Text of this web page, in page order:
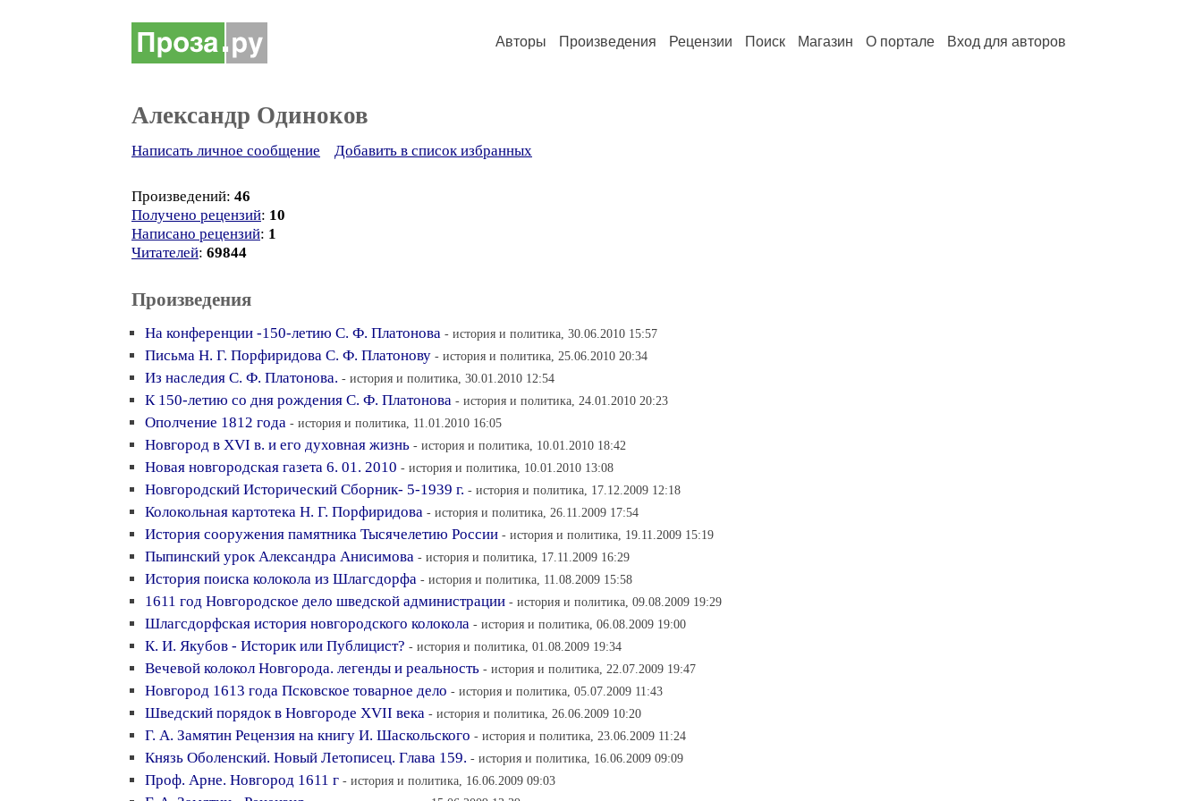
Авторы Произведения Рецензии Поиск Магазин О портале Вход для авторов
Александр Одиноков
Написать личное сообщение Добавить в список избранных
Произведений: 46
Получено рецензий: 10
Написано рецензий: 1
Читателей: 69844
Произведения
На конференции -150-летию С. Ф. Платонова - история и политика, 30.06.2010 15:57
Письма Н. Г. Порфиридова С. Ф. Платонову - история и политика, 25.06.2010 20:34
Из наследия С. Ф. Платонова. - история и политика, 30.01.2010 12:54
К 150-летию со дня рождения С. Ф. Платонова - история и политика, 24.01.2010 20:23
Ополчение 1812 года - история и политика, 11.01.2010 16:05
Новгород в XVI в. и его духовная жизнь - история и политика, 10.01.2010 18:42
Новая новгородская газета 6. 01. 2010 - история и политика, 10.01.2010 13:08
Новгородский Исторический Сборник- 5-1939 г. - история и политика, 17.12.2009 12:18
Колокольная картотека Н. Г. Порфиридова - история и политика, 26.11.2009 17:54
История сооружения памятника Тысячелетию России - история и политика, 19.11.2009 15:19
Пыпинский урок Александра Анисимова - история и политика, 17.11.2009 16:29
История поиска колокола из Шлагсдорфа - история и политика, 11.08.2009 15:58
1611 год Новгородское дело шведской администрации - история и политика, 09.08.2009 19:29
Шлагсдорфская история новгородского колокола - история и политика, 06.08.2009 19:00
К. И. Якубов - Историк или Публицист? - история и политика, 01.08.2009 19:34
Вечевой колокол Новгорода. легенды и реальность - история и политика, 22.07.2009 19:47
Новгород 1613 года Псковское товарное дело - история и политика, 05.07.2009 11:43
Шведский порядок в Новгороде XVII века - история и политика, 26.06.2009 10:20
Г. А. Замятин Рецензия на книгу И. Шаскольского - история и политика, 23.06.2009 11:24
Князь Оболенский. Новый Летописец. Глава 159. - история и политика, 16.06.2009 09:09
Проф. Арне. Новгород 1611 г - история и политика, 16.06.2009 09:03